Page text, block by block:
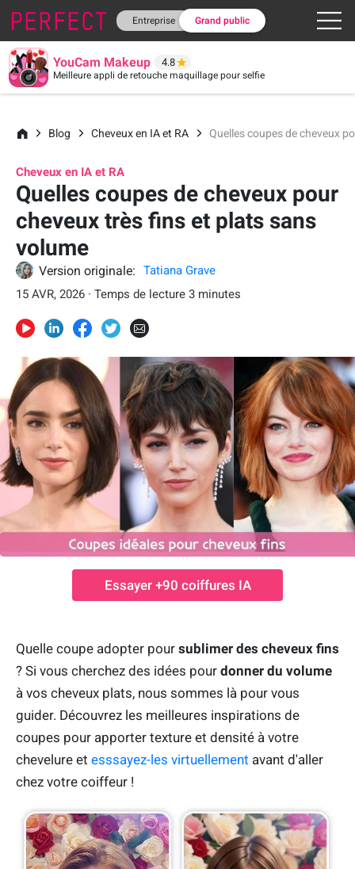
Entreprise Grand public
YouCam Makeup 4.8
Meilleure appli de retouche maquillage pour selfie
Blog Cheveux en IA et RA Quelles coupes de cheveux
Cheveux en IA et RA
Quelles coupes de cheveux pour
cheveux très fins et plats sans
volume
Version originale:
Tatiana Grave
15 AVR, 2026 · Temps de lecture 3 minutes
Essayer +90 coiffures IA
Quelle coupe adopter pour sublimer des cheveux fins
? Si vous cherchez des idées pour donner du volume
à vos cheveux plats, nous sommes là pour vous
guider. Découvrez les meilleures inspirations de
coupes pour apporter texture et densité à votre
chevelure et esssayez-les virtuellement avant d'aller
chez votre coiffeur !